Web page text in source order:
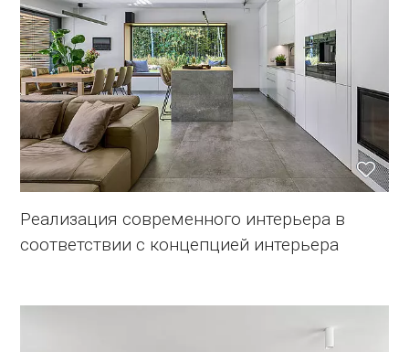
Реализация современного интерьера в
соответствии с концепцией интерьера